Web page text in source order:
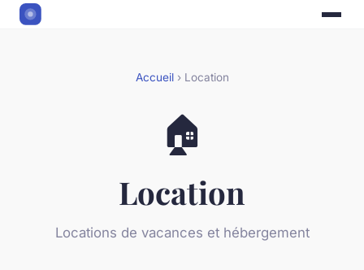
Accueil› Location
🏠
Location
Locations de vacances et hébergement